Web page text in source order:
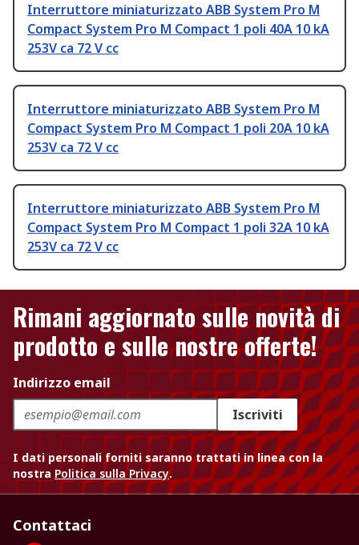
Interruttore miniaturizzato ABB System Pro M
Compact System Pro M Compact 1 poli 40A 10 kA
253V ca 72 V cc
Interruttore miniaturizzato ABB System Pro M
Compact System Pro M Compact 1 poli 20A 10 kA
253V ca 72 V cc
Interruttore miniaturizzato ABB System Pro M
Compact System Pro M Compact 1 poli 32A 10 kA
253V ca 72 V cc
Rimani aggiornato sulle novità di
prodotto e sulle nostre offerte!
Indirizzo email
Iscriviti
I dati personali forniti saranno trattati in linea con la
nostra Politica sulla Privacy.
Contattaci